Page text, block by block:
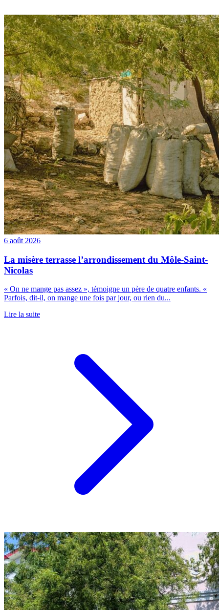
6 août 2026
La misère terrasse l’arrondissement du Môle-Saint-
Nicolas
« On ne mange pas assez », témoigne un père de quatre enfants. «
Parfois, dit-il, on mange une fois par jour, ou rien du...
Lire la suite